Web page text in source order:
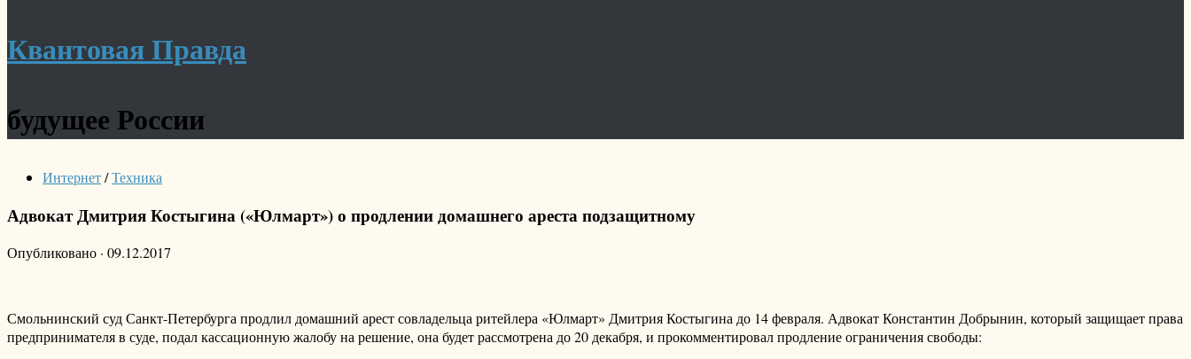
Квантовая Правда
будущее России
Интернет/Техника
Адвокат Дмитрия Костыгина («Юлмарт») о продлении домашнего ареста подзащитному
Опубликовано · 09.12.2017
Смольнинский суд Санкт-Петербурга продлил домашний арест совладельца ритейлера «Юлмарт» Дмитрия Костыгина до 14 февраля. Адвокат Константин Добрынин, который защищает права
предпринимателя в суде, подал кассационную жалобу на решение, она будет рассмотрена до 20 декабря, и прокомментировал продление ограничения свободы: